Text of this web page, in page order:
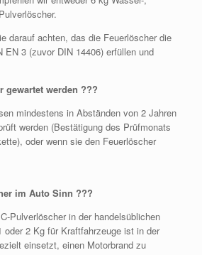
darauf achten, das die Feuerlöscher die
EN 3 (zuvor DIN 14406) erfüllen und
gewartet werden ???
mindestens in Abständen von 2 Jahren
werden (Bestätigung des Prüfmonats
oder wenn sie den Feuerlöscher
im Auto Sinn ???
Pulverlöscher in der handelsüblichen
oder 2 Kg für Kraftfahrzeuge ist in der
einsetzt, einen Motorbrand zu